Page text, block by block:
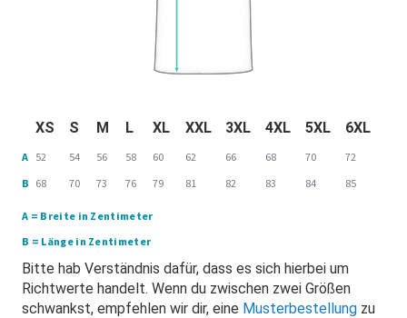
XS S M L XL XXL 3XL 4XL 5XL 6XL
A 52 54 56 58 60 62 66 68 70
72
B 68 70 73 76 79 81 82 83 84 85
A = Breite in Zentimeter
B = Länge in Zentimeter
Bitte hab Verständnis dafür, dass es sich hierbei um
Richtwerte handelt. Wenn du zwischen zwei Größen
schwankst, empfehlen wir dir, eine Musterbestellung zu